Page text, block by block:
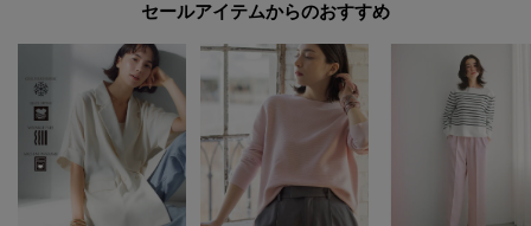
セールアイテムからのおすすめ